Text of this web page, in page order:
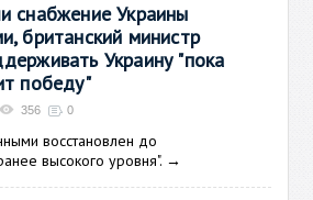
снабжение Украины
британский министр
Украину "пока
победу"
356 0
восстановлен до
высокого уровня". →